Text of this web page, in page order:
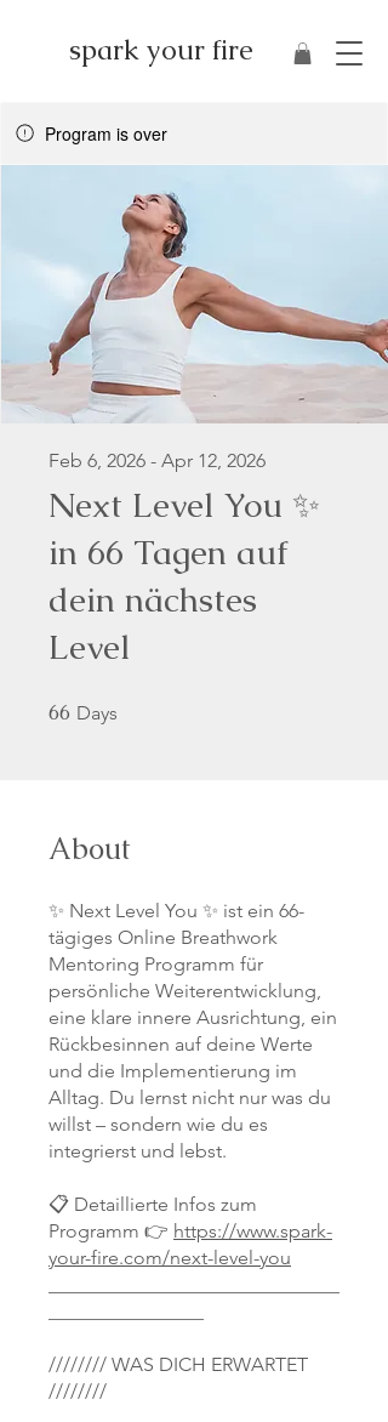
spark your fire
Program is over
Next Level You ✨
in 66 Tagen auf
dein nächstes
Level
Feb 6, 2026 - Apr 12, 2026
66 Days
About
✨ Next Level You ✨ ist ein 66-
tägiges Online Breathwork
Mentoring Programm für
persönliche Weiterentwicklung,
eine klare innere Ausrichtung, ein
Rückbesinnen auf deine Werte
und die Implementierung im
Alltag. Du lernst nicht nur was du
willst – sondern wie du es
integrierst und lebst.
📋 Detaillierte Infos zum
Programm 👉 https://www.spark-
your-fire.com/next-level-you
//////// WAS DICH ERWARTET
////////